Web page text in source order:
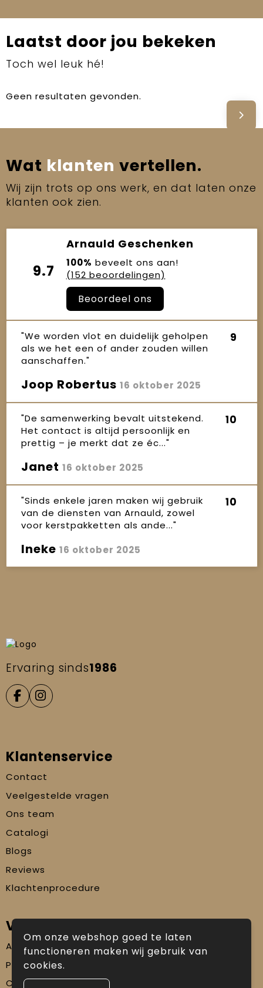
Laatst door jou bekeken
Toch wel leuk hé!
Geen resultaten gevonden.
Wat klanten vertellen.
Wij zijn trots op ons werk, en dat laten onze
klanten ook zien.
9.7
Arnauld Geschenken
100% beveelt ons aan!
(152 beoordelingen)
Beoordeel ons
"We worden vlot en duidelijk geholpen
als we het een of ander zouden willen
aanschaffen."
9
Joop Robertus 16 oktober 2025
"De samenwerking bevalt uitstekend.
Het contact is altijd persoonlijk en
prettig – je merkt dat ze éc..."
10
Janet 16 oktober 2025
"Sinds enkele jaren maken wij gebruik
van de diensten van Arnauld, zowel
voor kerstpakketten als ande..."
10
Ineke 16 oktober 2025
Ervaring sinds1986
Klantenservice
Contact
Veelgestelde vragen
Ons team
Catalogi
Blogs
Reviews
Klachtenprocedure
Veilig winkelen
Algemene voorwaarden
Privacyverklaring
Cookiebeleid
Om onze webshop goed te laten
functioneren maken wij gebruik van
cookies.